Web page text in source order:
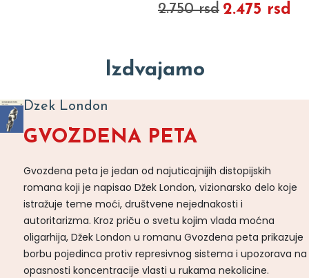
2.750 rsd 2.475 rsd
Izdvajamo
Dzek London
GVOZDENA PETA
Gvozdena peta je jedan od najuticajnijih distopijskih
romana koji je napisao Džek London, vizionarsko delo koje
istražuje teme moći, društvene nejednakosti i
autoritarizma. Kroz priču o svetu kojim vlada moćna
oligarhija, Džek London u romanu Gvozdena peta prikazuje
borbu pojedinca protiv represivnog sistema i upozorava na
opasnosti koncentracije vlasti u rukama nekolicine.